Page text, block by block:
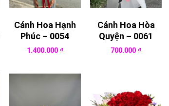
Cánh Hoa Hạnh
Phúc – 0054
1.400.000 ₫
Cánh Hoa Hòa
Quyện – 0061
700.000₫